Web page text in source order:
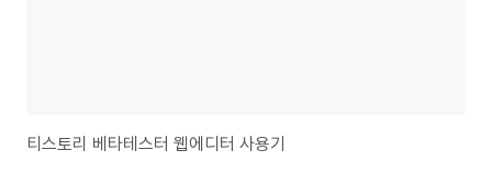
티스토리 베타테스터 웹에디터 사용기